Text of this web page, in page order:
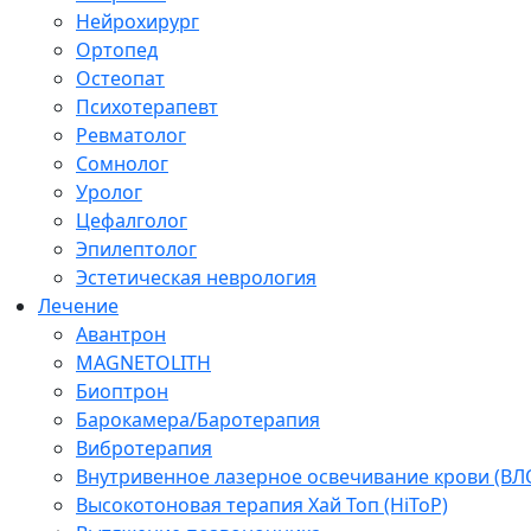
Нейрохирург
Ортопед
Остеопат
Психотерапевт
Ревматолог
Сомнолог
Уролог
Цефалголог
Эпилептолог
Эстетическая неврология
Лечение
Авантрон
MAGNETOLITH
Биоптрон
Барокамера/Баротерапия
Вибротерапия
Внутривенное лазерное освечивание крови
Высокотоновая терапия Хай Топ (HiToP)